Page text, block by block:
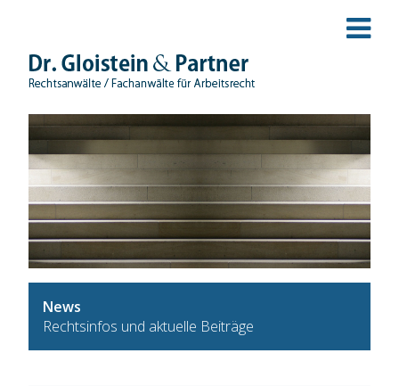
News
Rechtsinfos und aktuelle Beiträge